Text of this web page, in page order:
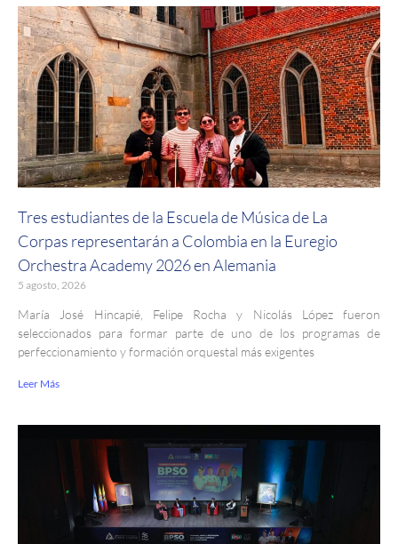
Tres estudiantes de la Escuela de Música de La
Corpas representarán a Colombia en la Euregio
Orchestra Academy 2026 en Alemania
5 agosto, 2026
María José Hincapié, Felipe Rocha y Nicolás López fueron
seleccionados para formar parte de uno de los programas de
perfeccionamiento y formación orquestal más exigentes
Leer Más